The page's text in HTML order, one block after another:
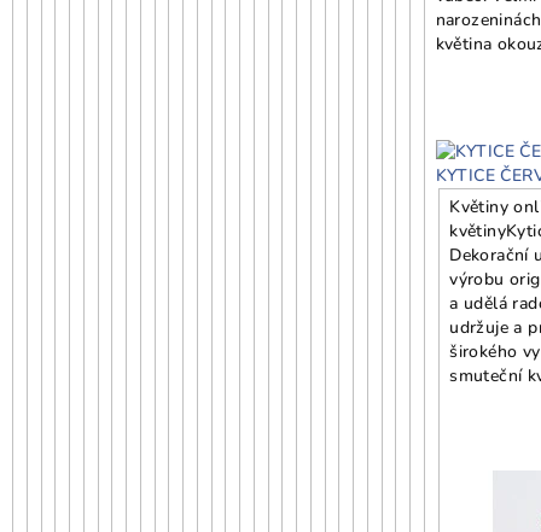
květina
KYTICE
Květiny
květiny
Dekorační
výrobu
a udělá
udržuje a
širokého
smuteční